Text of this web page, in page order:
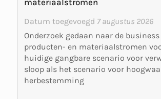
materiaalstromen
Datum toegevoegd 7 augustus 2026
Onderzoek gedaan naar de business
producten- en materiaalstromen
huidige gangbare scenario voor
sloop als het scenario voor
herbestemming